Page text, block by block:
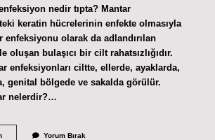
nedir tıpta? Mantar
keratin hücrelerinin enfekte olmasıyla
enfeksiyonu olarak da adlandırılan
oluşan bulaşıcı bir cilt rahatsızlığıdır.
enfeksiyonları ciltte, ellerde, ayaklarda,
genital bölgede ve sakalda görülür.
nelerdir?…
Fungal
Yorum Bırak